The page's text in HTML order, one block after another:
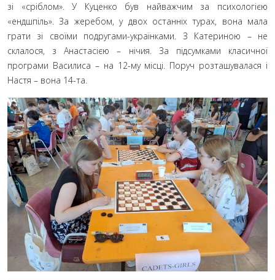
зі «сріблом». У Куценко був найважчим за психологією
«ендшпіль». За жеребом, у двох останніх турах, вона мала
грати зі своїми подругами-українками. З Катериною – не
склалося, з Анастасією – нічия. За підсумками класичної
програми Василиса – на 12-му місці. Поруч розташувалася і
Настя – вона 14-та.